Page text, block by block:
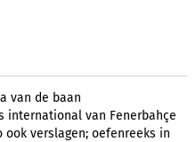
van de baan
international van Fenerbahçe
ook verslagen; oefenreeks in